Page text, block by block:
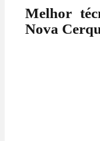
Melhor
Nova